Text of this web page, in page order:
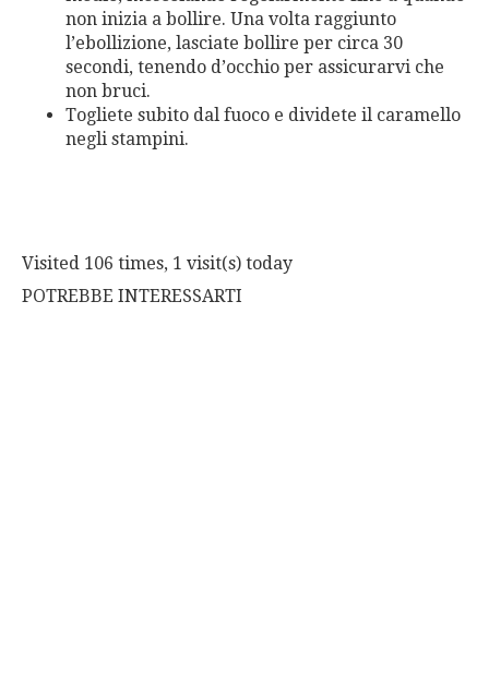
non inizia a bollire. Una volta raggiunto
l’ebollizione, lasciate bollire per circa 30
secondi, tenendo d’occhio per assicurarvi che
non bruci.
Togliete subito dal fuoco e dividete il caramello
negli stampini.
Visited 106 times, 1 visit(s) today
POTREBBE INTERESSARTI